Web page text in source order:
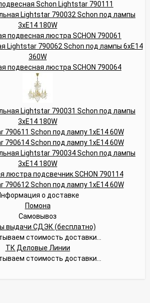
о доставке
Помона
Самовывоз
выдачи СДЭК (бесплатно)
стоимость доставки...
ТК Деловые Линии
стоимость доставки...